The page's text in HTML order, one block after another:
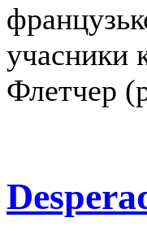
учасники
Флетчер